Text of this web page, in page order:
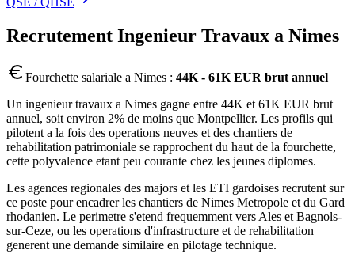
Recrutement Ingenieur Travaux a Nimes
Fourchette salariale a Nimes : 44K - 61K EUR brut annuel
Un ingenieur travaux a Nimes gagne entre 44K et 61K EUR brut
annuel, soit environ 2% de moins que Montpellier. Les profils qui
pilotent a la fois des operations neuves et des chantiers de
rehabilitation patrimoniale se rapprochent du haut de la fourchette,
cette polyvalence etant peu courante chez les jeunes diplomes.
Les agences regionales des majors et les ETI gardoises recrutent sur
ce poste pour encadrer les chantiers de Nimes Metropole et du Gard
rhodanien. Le perimetre s'etend frequemment vers Ales et Bagnols-
sur-Ceze, ou les operations d'infrastructure et de rehabilitation
generent une demande similaire en pilotage technique.